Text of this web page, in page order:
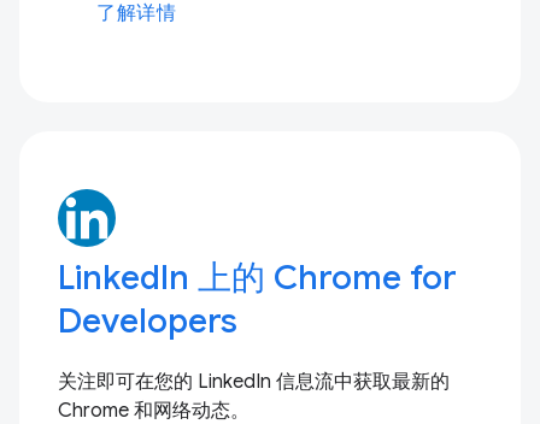
了解详情
LinkedIn 上的 Chrome for
Developers
关注即可在您的 LinkedIn 信息流中获取最新的
Chrome 和网络动态。